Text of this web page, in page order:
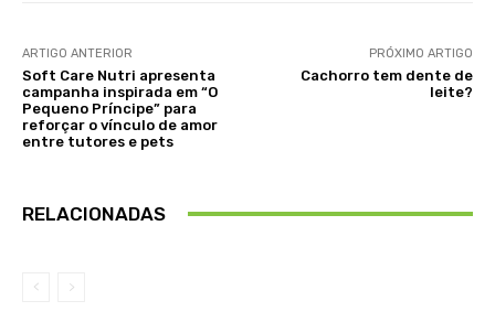
ARTIGO ANTERIOR
Soft Care Nutri apresenta
campanha inspirada em “O
Pequeno Príncipe” para
reforçar o vínculo de amor
entre tutores e pets
PRÓXIMO ARTIGO
Cachorro tem dente de
leite?
RELACIONADAS